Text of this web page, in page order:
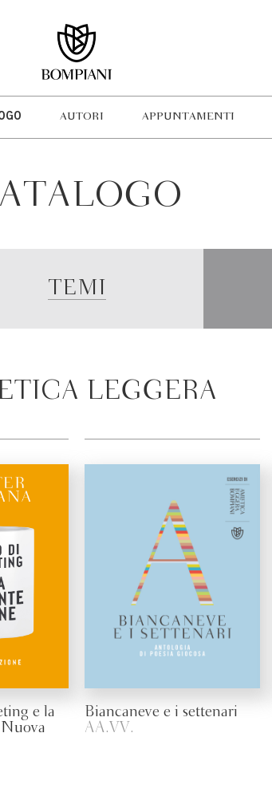
AUTORI APPUNTAMENTI
TEMI
LEGGERA
e la
Biancaneve e i settenari
AA.VV.